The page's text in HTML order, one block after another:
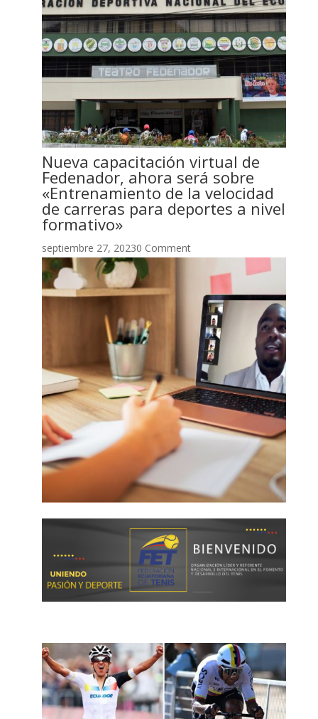
Nueva capacitación virtual de
Fedenador, ahora será sobre
«Entrenamiento de la velocidad
de carreras para deportes a nivel
formativo»
septiembre 27, 20230 Comment